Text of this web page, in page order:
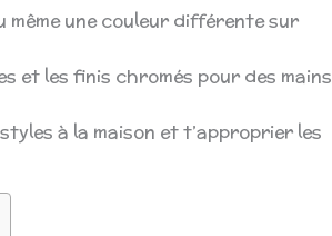
même une couleur différente sur
et les finis chromés pour des mains
à la maison et t’approprier les